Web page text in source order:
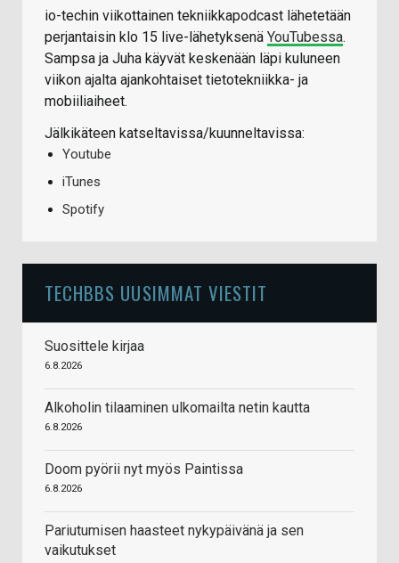
io-techin viikottainen tekniikkapodcast lähetetään
perjantaisin klo 15 live-lähetyksenä YouTubessa.
Sampsa ja Juha käyvät keskenään läpi kuluneen
viikon ajalta ajankohtaiset tietotekniikka- ja
mobiiliaiheet.
Jälkikäteen katseltavissa/kuunneltavissa:
Youtube
iTunes
Spotify
TECHBBS UUSIMMAT VIESTIT
Suosittele kirjaa
6.8.2026
Alkoholin tilaaminen ulkomailta netin kautta
6.8.2026
Doom pyörii nyt myös Paintissa
6.8.2026
Pariutumisen haasteet nykypäivänä ja sen
vaikutukset